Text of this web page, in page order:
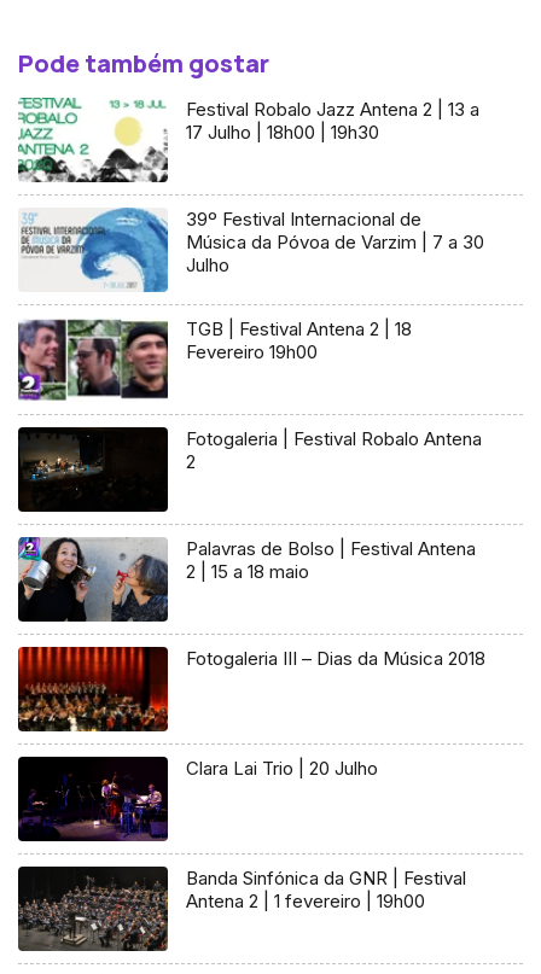
Pode também gostar
Festival Robalo Jazz Antena 2 | 13 a
17 Julho | 18h00 | 19h30
39º Festival Internacional de
Música da Póvoa de Varzim | 7 a 30
Julho
TGB | Festival Antena 2 | 18
Fevereiro 19h00
Fotogaleria | Festival Robalo Antena
2
Palavras de Bolso | Festival Antena
2 | 15 a 18 maio
Fotogaleria III – Dias da Música 2018
Clara Lai Trio | 20 Julho
Banda Sinfónica da GNR | Festival
Antena 2 | 1 fevereiro | 19h00